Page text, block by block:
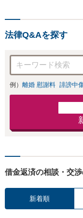
法律Q&Aを探す
例） 離婚 慰謝料 誹謗中
借金返済の相談・交
新着順